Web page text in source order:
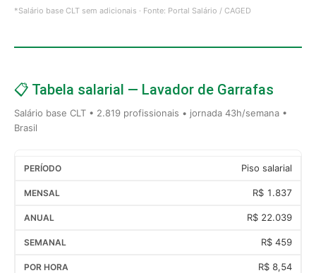
*Salário base CLT sem adicionais · Fonte: Portal Salário / CAGED
📋 Tabela salarial — Lavador de Garrafas
Salário base CLT • 2.819 profissionais • jornada 43h/semana •
Brasil
Piso salarial
R$ 1.837
R$ 22.039
R$ 459
R$ 8,54